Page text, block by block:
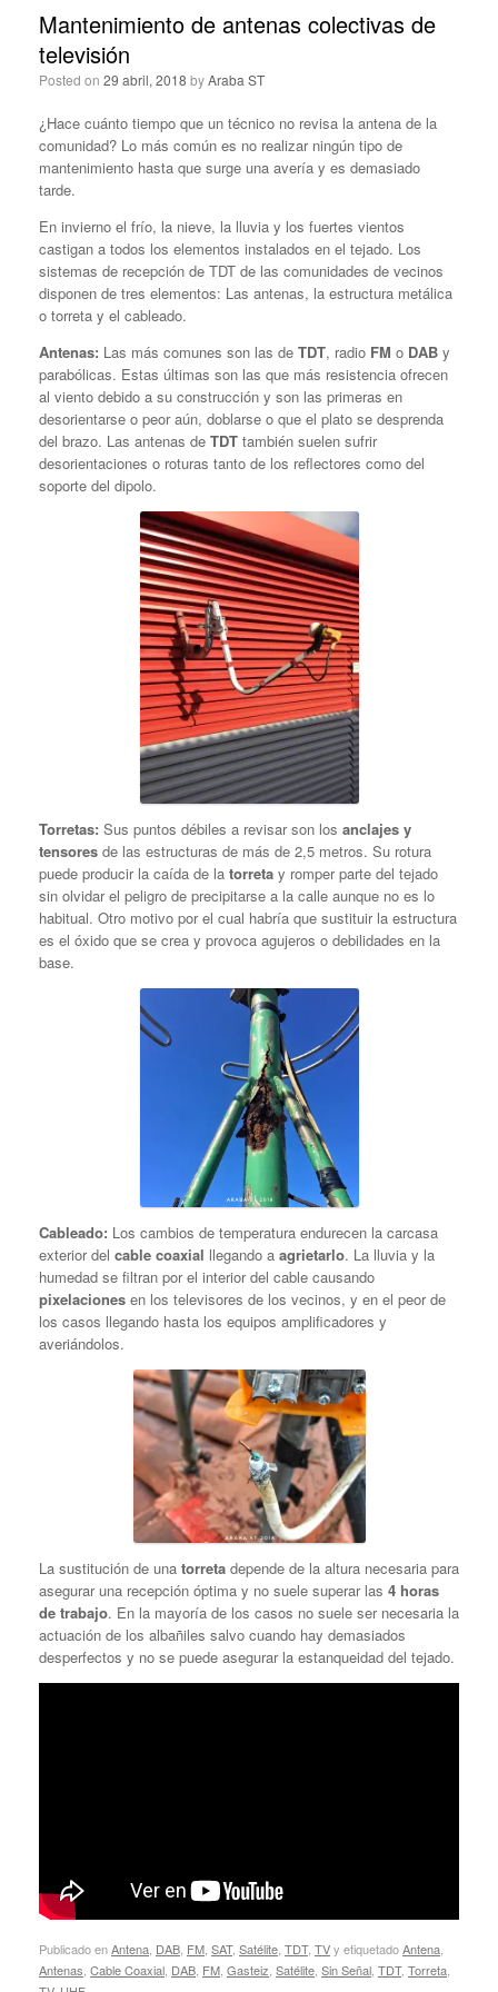
Mantenimiento de antenas colectivas de
televisión
Posted on 29 abril, 2018 byAraba ST
¿Hace cuánto tiempo que un técnico no revisa la antena de la
comunidad? Lo más común es no realizar ningún tipo de
mantenimiento hasta que surge una avería y es demasiado
tarde.
En invierno el frío, la nieve, la lluvia y los fuertes vientos
castigan a todos los elementos instalados en el tejado. Los
sistemas de recepción de TDT de las comunidades de vecinos
disponen de tres elementos: Las antenas, la estructura metálica
o torreta y el cableado.
Antenas: Las más comunes son las de TDT, radio FM o DAB y
parabólicas. Estas últimas son las que más resistencia ofrecen
al viento debido a su construcción y son las primeras en
desorientarse o peor aún, doblarse o que el plato se desprenda
del brazo. Las antenas de TDT también suelen sufrir
desorientaciones o roturas tanto de los reflectores como del
soporte del dipolo.
Torretas: Sus puntos débiles a revisar son los anclajes y
tensores de las estructuras de más de 2,5 metros. Su rotura
puede producir la caída de la torreta y romper parte del tejado
sin olvidar el peligro de precipitarse a la calle aunque no es lo
habitual. Otro motivo por el cual habría que sustituir la estructura
es el óxido que se crea y provoca agujeros o debilidades en la
base.
Cableado: Los cambios de temperatura endurecen la carcasa
exterior del cable coaxial llegando a agrietarlo. La lluvia y la
humedad se filtran por el interior del cable causando
pixelaciones en los televisores de los vecinos, y en el peor de
los casos llegando hasta los equipos amplificadores y
averiándolos.
La sustitución de una torreta depende de la altura necesaria para
asegurar una recepción óptima y no suele superar las 4 horas
de trabajo. En la mayoría de los casos no suele ser necesaria la
actuación de los albañiles salvo cuando hay demasiados
desperfectos y no se puede asegurar la estanqueidad del tejado.
Publicado enAntena DAB FM SAT, Satélite TDT, TVy etiquetadoAntena
Antenas Cable Coaxial DAB FM Gasteiz Satélite Sin Señal TDT, Torreta